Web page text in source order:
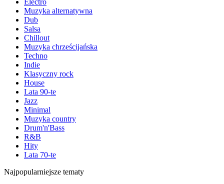
Electro
Muzyka alternatywna
Dub
Salsa
Chillout
Muzyka chrześcijańska
Techno
Indie
Klasyczny rock
House
Lata 90-te
Jazz
Minimal
Muzyka country
Drum'n'Bass
R&B
Hity
Lata 70-te
Najpopularniejsze tematy